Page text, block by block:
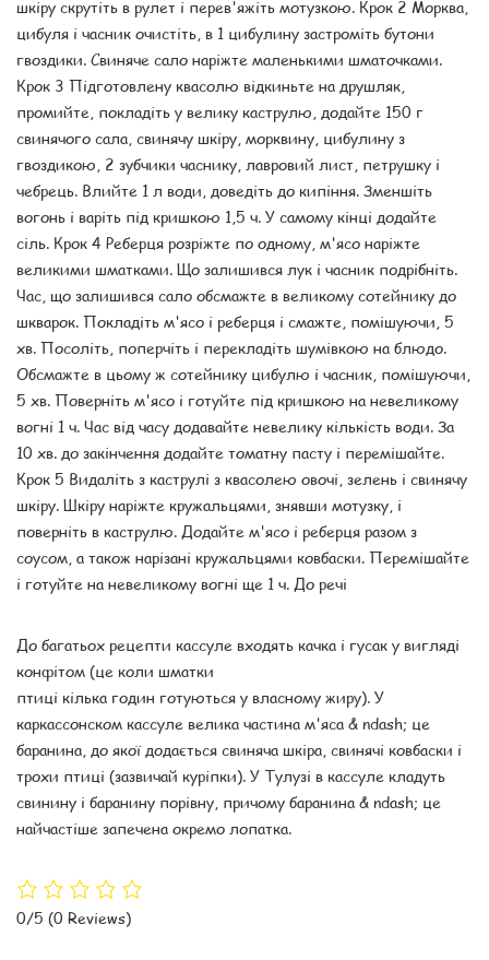
шкіру скрутіть в рулет і перев'яжіть мотузкою. Крок 2 Морква,
цибуля і часник очистіть, в 1 цибулину застроміть бутони
гвоздики. Свиняче сало наріжте маленькими шматочками.
Крок 3 Підготовлену квасолю відкиньте на друшляк,
промийте, покладіть у велику каструлю, додайте 150 г
свинячого сала, свинячу шкіру, морквину, цибулину з
гвоздикою, 2 зубчики часнику, лавровий лист, петрушку і
чебрець. Влийте 1 л води, доведіть до кипіння. Зменшіть
вогонь і варіть під кришкою 1,5 ч. У самому кінці додайте
сіль. Крок 4 Реберця розріжте по одному, м'ясо наріжте
великими шматками. Що залишився лук і часник подрібніть.
Час, що залишився сало обсмажте в великому сотейнику до
шкварок. Покладіть м'ясо і реберця і смажте, помішуючи, 5
хв. Посоліть, поперчіть і перекладіть шумівкою на блюдо.
Обсмажте в цьому ж сотейнику цибулю і часник, помішуючи,
5 хв. Поверніть м'ясо і готуйте під кришкою на невеликому
вогні 1 ч. Час від часу додавайте невелику кількість води. За
10 хв. до закінчення додайте томатну пасту і перемішайте.
Крок 5 Видаліть з каструлі з квасолею овочі, зелень і свинячу
шкіру. Шкіру наріжте кружальцями, знявши мотузку, і
поверніть в каструлю. Додайте м'ясо і реберця разом з
соусом, а також нарізані кружальцями ковбаски. Перемішайте
і готуйте на невеликому вогні ще 1 ч. До речі
До багатьох рецепти кассуле входять качка і гусак у вигляді
конфітом (це коли шматки
птиці кілька годин готуються у власному жиру). У
каркассонском кассуле велика частина м'яса & ndash; це
баранина, до якої додається свиняча шкіра, свинячі ковбаски і
трохи птиці (зазвичай куріпки). У Тулузі в кассуле кладуть
свинину і баранину порівну, причому баранина & ndash; це
найчастіше запечена окремо лопатка.
0/5 (0 Reviews)